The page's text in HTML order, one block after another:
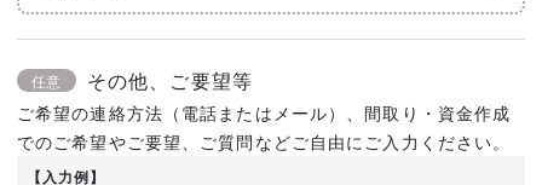
任意 その他、ご要望等
ご希望の連絡方法（電話またはメール）、間取り・資金作成
でのご希望やご要望、ご質問などご自由にご入力ください。
【入力例】